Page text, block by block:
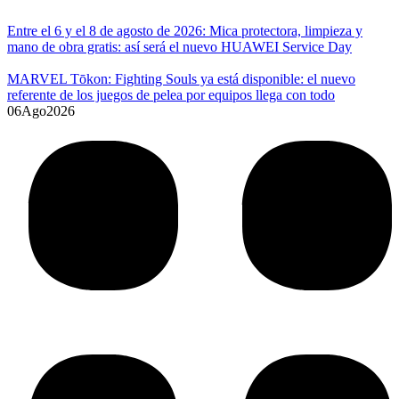
Entre el 6 y el 8 de agosto de 2026: Mica protectora, limpieza y
mano de obra gratis: así será el nuevo HUAWEI Service Day
MARVEL Tōkon: Fighting Souls ya está disponible: el nuevo
referente de los juegos de pelea por equipos llega con todo
06Ago2026